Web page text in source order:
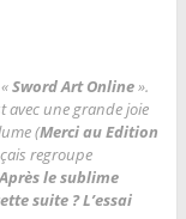
Sword Art Online».
avec une grande joie
(Merci au Edition
regroupe
le sublime
suite ? L’essai